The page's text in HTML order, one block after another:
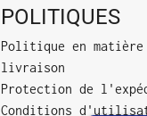
POLITIQUES
Politique en matière
livraison
Protection de
Conditions